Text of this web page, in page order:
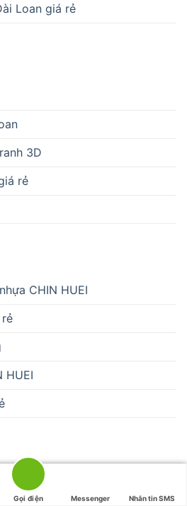
3D
rẻ
CHIN HUEI
HUEI
Loan giá rẻ
Chính sách giao hàng - Đổi trả
Gọi điện Messenger Nhắn tin SMS